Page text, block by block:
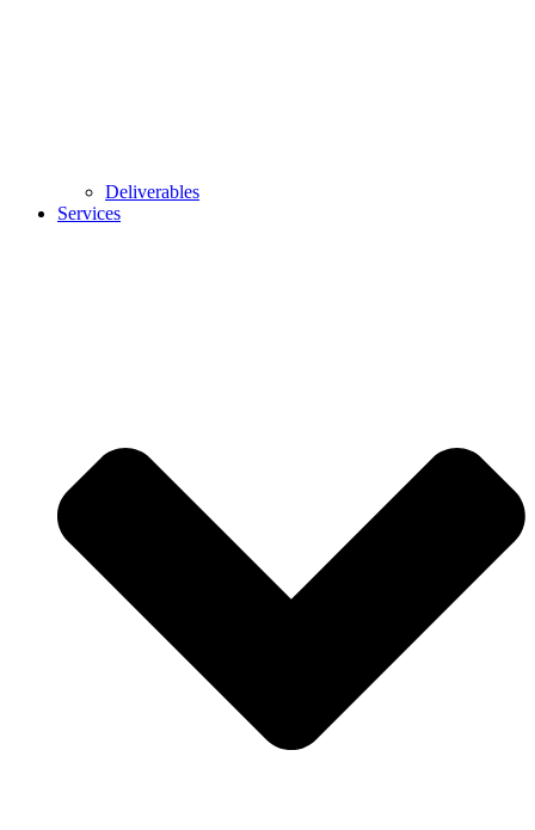
Deliverables
Services